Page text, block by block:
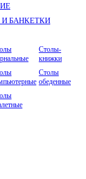
БАНКЕТКИ
Столы-
книжки
Столы
обеденные